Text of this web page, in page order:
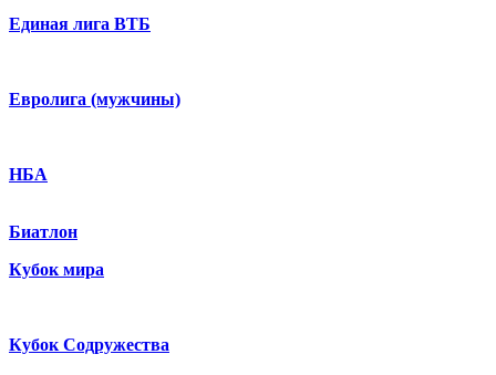
Единая лига ВТБ
Евролига (мужчины)
НБА
Биатлон
Кубок мира
Кубок Содружества